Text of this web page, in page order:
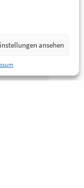
ansehen